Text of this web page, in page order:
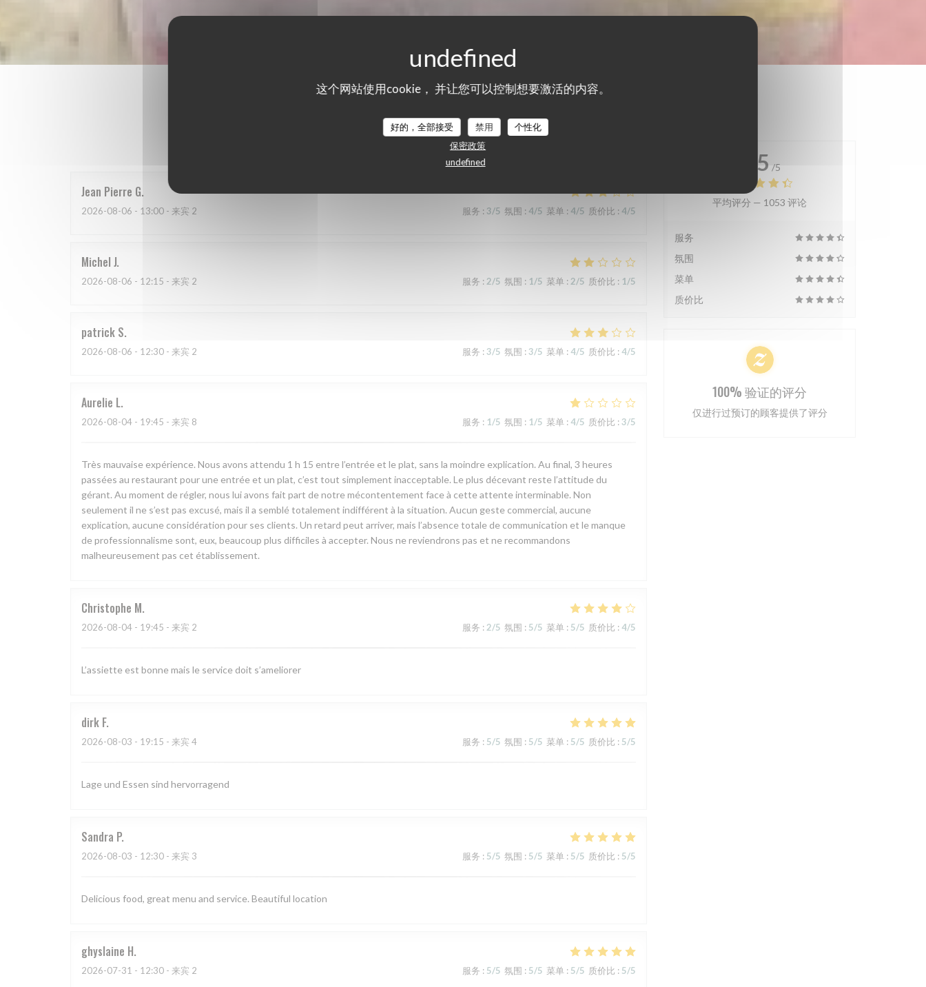
这个网站使用cookie， 并让您可以控制想要激活的内容。
好的，全部接受 禁用
个性化
保密政策
undefined
我们的顾客评分
Jean Pierre G
2026-08-06 - 13:00 - 来宾 2 服务 : 3/5 氛围 : 4/5 菜单 : 4/5 质价比 : 4/5
Michel J
2026-08-06 - 12:15 - 来宾 2 服务 : 2/5 氛围 : 1/5 菜单 : 2/5 质价比 : 1/5
patrick S
2026-08-06 - 12:30 - 来宾 2 服务 : 3/5 氛围 : 3/5 菜单 : 4/5 质价比 : 4/5
Aurelie L
2026-08-04 - 19:45 - 来宾 8 服务 : 1/5 氛围 : 1/5 菜单 : 4/5 质价比 : 3/5
Très mauvaise expérience. Nous avons attendu 1 h 15 entre l’entrée et le plat, sans la moindre explication. Au final, 3 heures
passées au restaurant pour une entrée et un plat, c’est tout simplement inacceptable. Le plus décevant reste l’attitude du
gérant. Au moment de régler, nous lui avons fait part de notre mécontentement face à cette attente interminable. Non
seulement il ne s’est pas excusé, mais il a semblé totalement indifférent à la situation. Aucun geste commercial, aucune
explication, aucune considération pour ses clients. Un retard peut arriver, mais l’absence totale de communication et le manque
de professionnalisme sont, eux, beaucoup plus difficiles à accepter. Nous ne reviendrons pas et ne recommandons
malheureusement pas cet établissement.
Christophe M
2026-08-04 - 19:45 - 来宾 2 服务 : 2/5 氛围 : 5/5 菜单 : 5/5 质价比 : 4/5
L’assiette est bonne mais le service doit s’ameliorer
dirk F
2026-08-03 - 19:15 - 来宾 4 服务 : 5/5 氛围 : 5/5 菜单 : 5/5 质价比 : 5/5
Lage und Essen sind hervorragend
Sandra P
2026-08-03 - 12:30 - 来宾 3 服务 : 5/5 氛围 : 5/5 菜单 : 5/5 质价比 : 5/5
Delicious food, great menu and service. Beautiful location
ghyslaine H
2026-07-31 - 12:30 - 来宾 2 服务 : 5/5 氛围 : 5/5 菜单 : 5/5 质价比 : 5/5
4.5 /5
平均评分 — 1053 评论
服务
氛围
菜单
质价比
100% 验证的评分
仅进行过预订的顾客提供了评分